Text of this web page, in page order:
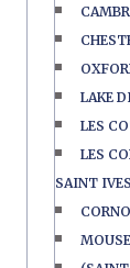
LAKE
LES
LES
SAINT